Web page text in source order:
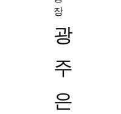
장
광
주
은